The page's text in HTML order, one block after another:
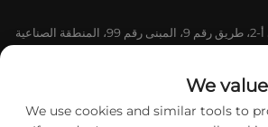
الغرفة 202، المبنى أ-2، طريق رقم 9، المبنى رقم 99، المنطقة الصناعية
We
We use cookies and similar tools to